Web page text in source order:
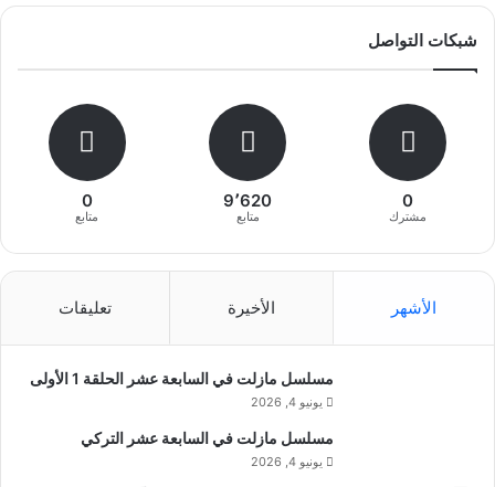
شبكات التواصل
0
مشترك
9٬620
متابع
0
متابع
الأشهر الأخيرة تعليقات
مسلسل مازلت في السابعة عشر الحلقة 1 الأولى
يونيو 4, 2026
مسلسل مازلت في السابعة عشر التركي
يونيو 4, 2026